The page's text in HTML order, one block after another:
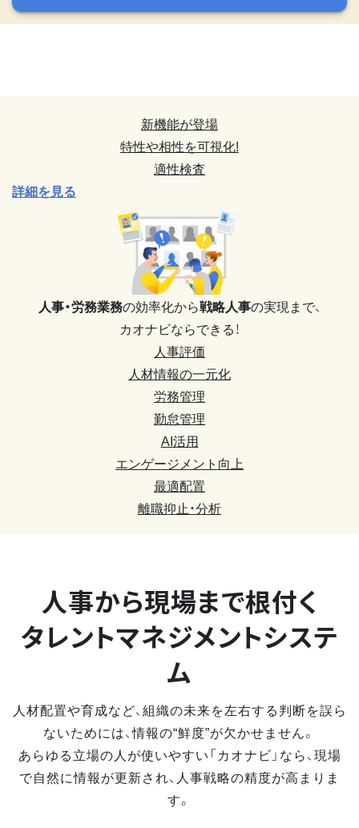
新機能が登場
特性や相性を可視化!
適性検査
詳細を見る
人事・労務業務の効率化から戦略人事の実現まで、
カオナビならできる！
人事評価
人材情報の一元化
労務管理
勤怠管理
AI活用
エンゲージメント向上
最適配置
離職抑止・分析
人事から現場まで根付く
タレントマネジメントシステ
ム
人材配置や育成など、組織の未来を左右する判断を誤ら
ないためには、情報の“鮮度”が欠かせません。
あらゆる立場の人が使いやすい「カオナビ」なら、現場
で自然に情報が更新され、人事戦略の精度が高まりま
す。